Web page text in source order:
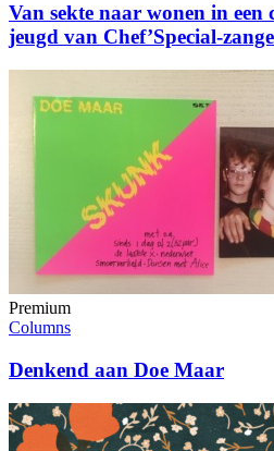
Van sekte naar wonen in een
jeugd van Chef’Special-
Premium
Columns
Denkend aan Doe Maar